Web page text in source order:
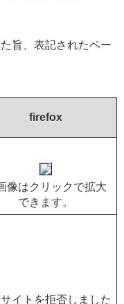
旨、表記されたペー
firefox
像はクリックで拡大
できます。
イトを拒否しました